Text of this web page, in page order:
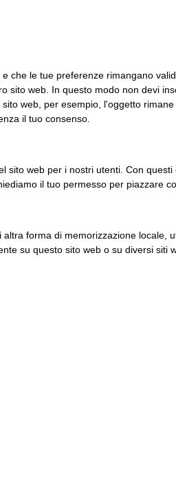
che le tue preferenze rimangano
sito web. In questo modo non devi
web, per esempio, l'oggetto
il tuo consenso.
sito web per i nostri utenti. Con questi
il tuo permesso per piazzare
forma di memorizzazione locale,
su questo sito web o su diversi siti